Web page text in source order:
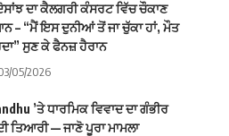
ਦਾ ਕੈਲਗਰੀ ਕੰਸਰਟ ਵਿੱਚ ਚੌਕਾਣ
– “ਮੈਂ ਇਸ ਦੁਨੀਆਂ ਤੋਂ ਜਾ ਚੁੱਕਾ ਹਾਂ, ਮੌਤ
ਸੁਣ ਕੇ ਫੈਨਜ਼ ਹੈਰਾਨ
05/2026
’ਤੇ ਧਾਰਮਿਕ ਵਿਵਾਦ ਦਾ ਗੰਭੀਰ
ਤਿਆਰੀ — ਜਾਣੋ ਪੂਰਾ ਮਾਮਲਾ